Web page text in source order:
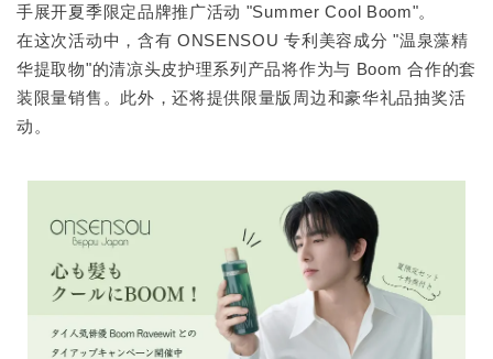
手展开夏季限定品牌推广活动 "Summer Cool Boom"。
在这次活动中，含有 ONSENSOU 专利美容成分 "温泉藻精
华提取物"的清凉头皮护理系列产品将作为与 Boom 合作的套
装限量销售。此外，还将提供限量版周边和豪华礼品抽奖活
动。